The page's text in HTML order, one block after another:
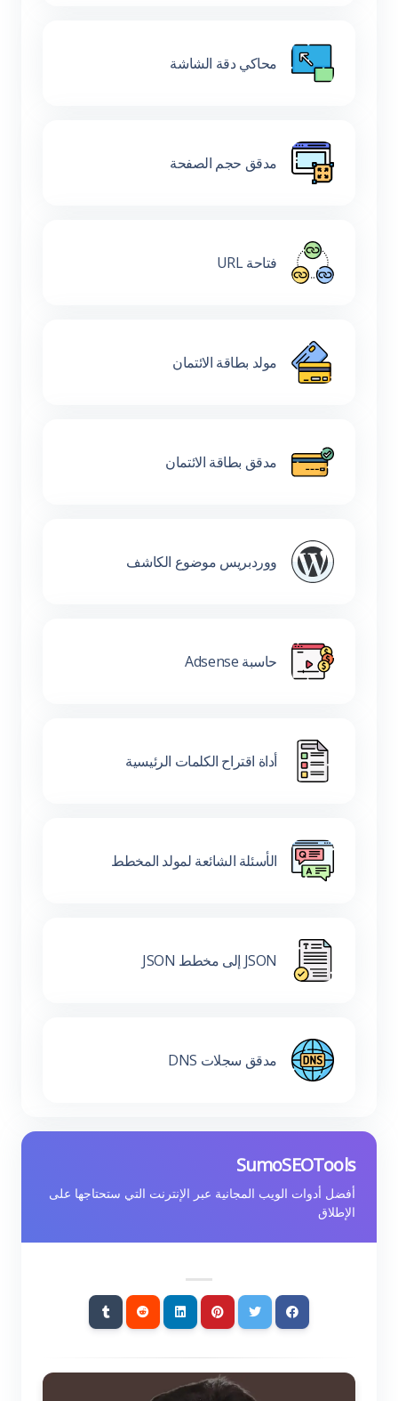
محاكي دقة الشاشة
مدقق حجم الصفحة
فتاحة URL
مولد بطاقة الائتمان
مدقق بطاقة الائتمان
ووردبريس موضوع الكاشف
حاسبة Adsense
أداة اقتراح الكلمات الرئيسية
الأسئلة الشائعة لمولد المخطط
JSON إلى مخطط JSON
مدقق سجلات DNS
SumoSEOTools
أفضل أدوات الويب المجانية عبر الإنترنت التي ستحتاجها على
الإطلاق